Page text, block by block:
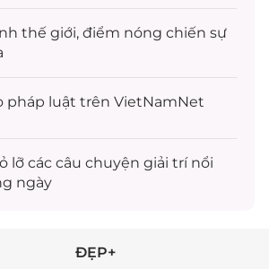
thế giới, điểm nóng chiến sự
pháp luật trên VietNamNet
lỡ các câu chuyện giải trínổi
ngày
ĐẸP+